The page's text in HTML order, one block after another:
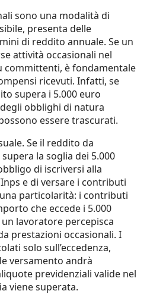
sono una modalità di
presenta delle
di reddito annuale. Se un
attività occasionali nel
committenti, è fondamentale
ricevuti. Infatti, se
supera i 5.000 euro
obblighi di natura
essere trascurati.
Se il reddito da
la soglia dei 5.000
di iscriversi alla
e di versare i contributi
particolarità: i contributi
che eccede i 5.000
lavoratore percepisca
prestazioni occasionali. I
solo sull’eccedenza,
versamento andrà
previdenziali valide nel
viene superata.